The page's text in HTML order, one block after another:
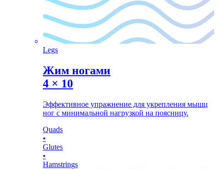
Legs
Жим ногами
4 × 10
Эффективное упражнение для укрепления мышц
ног с минимальной нагрузкой на поясницу.
Quads
•
Glutes
•
Hamstrings